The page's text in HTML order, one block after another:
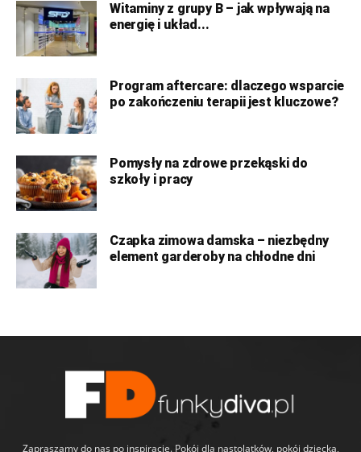
Witaminy z grupy B – jak wpływają na
energię i układ...
Program aftercare: dlaczego wsparcie
po zakończeniu terapii jest kluczowe?
Pomysły na zdrowe przekąski do
szkoły i pracy
Czapka zimowa damska – niezbędny
element garderoby na chłodne dni
Zapraszamy do nas po inspiracje. Pokój dla nastolatków, pokój dziecka,